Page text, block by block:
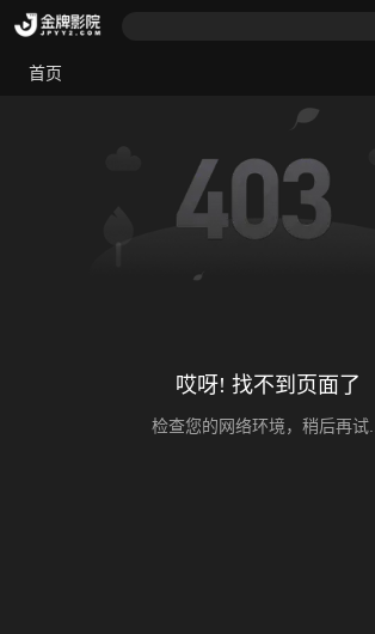
首页
哎呀! 找不到页面了
检查您的网络环境，稍后再试...